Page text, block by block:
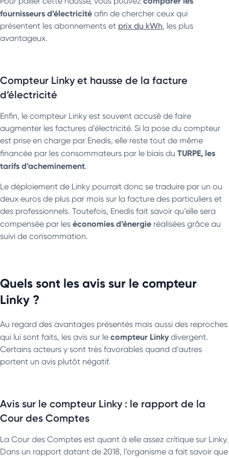
fournisseurs d’électricité afin de chercher ceux qui
présentent les abonnements et prix du kWh, les plus
avantageux.
Compteur Linky et hausse de la facture
d’électricité
Enfin, le compteur Linky est souvent accusé de faire
augmenter les factures d’électricité. Si la pose du compteur
est prise en charge par Enedis, elle reste tout de même
financée par les consommateurs par le biais du TURPE, les
tarifs d’acheminement.
Le déploiement de Linky pourrait donc se traduire par un ou
deux euros de plus par mois sur la facture des particuliers et
des professionnels. Toutefois, Enedis fait savoir qu’elle sera
compensée par les économies d’énergie réalisées grâce au
suivi de consommation.
Quels sont les avis sur le compteur
Linky ?
Au regard des avantages présentés mais aussi des reproches
qui lui sont faits, les avis sur le compteur Linkydivergent.
Certains acteurs y sont très favorables quand d’autres
portent un avis plutôt négatif.
Avis sur le compteur Linky : le rapport de la
Cour des Comptes
La Cour des Comptes est quant à elle assez critique sur Linky.
Dans un rapport datant de 2018, l’organisme a fait savoir que